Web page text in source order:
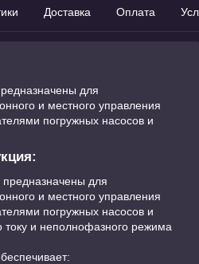
Доставка Оплата
для
и местного управления
погружных насосов и
предназначены для
и местного управления
погружных насосов и
току и неполнофазного режима